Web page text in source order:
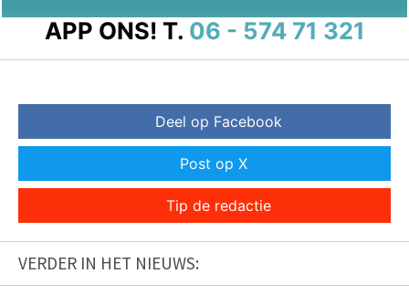
APP ONS! T. 06 - 574 71 321
Deel op Facebook
Post op X
Tip de redactie
VERDER IN HET NIEUWS: